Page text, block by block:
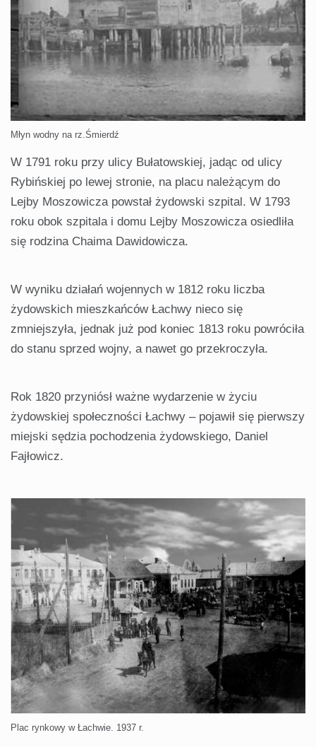
Młyn wodny na rz.Śmierdź
W 1791 roku przy ulicy Bułatowskiej, jadąc od ulicy
Rybińskiej po lewej stronie, na placu należącym do
Lejby Moszowicza powstał żydowski szpital. W 1793
roku obok szpitala i domu Lejby Moszowicza osiedliła
się rodzina Chaima Dawidowicza.
W wyniku działań wojennych w 1812 roku liczba
żydowskich mieszkańców Łachwy nieco się
zmniejszyła, jednak już pod koniec 1813 roku powróciła
do stanu sprzed wojny, a nawet go przekroczyła.
Rok 1820 przyniósł ważne wydarzenie w życiu
żydowskiej społeczności Łachwy – pojawił się pierwszy
miejski sędzia pochodzenia żydowskiego, Daniel
Fajłowicz.
Plac rynkowy w Łachwie. 1937 r.